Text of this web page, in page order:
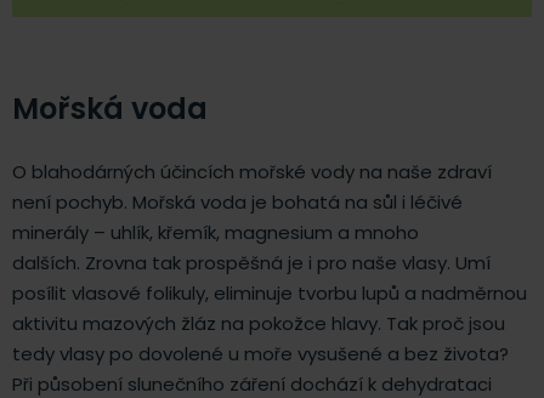
Mořská voda
O blahodárných účincích mořské vody na naše zdraví
není pochyb. Mořská voda je bohatá na sůl i léčivé
minerály – uhlík, křemík, magnesium a mnoho
dalších. Zrovna tak prospěšná je i pro naše vlasy. Umí
posílit vlasové folikuly, eliminuje tvorbu lupů a nadměrnou
aktivitu mazových žláz na pokožce hlavy. Tak proč jsou
tedy vlasy po dovolené u moře vysušené a bez života?
Při působení slunečního záření dochází k dehydrataci